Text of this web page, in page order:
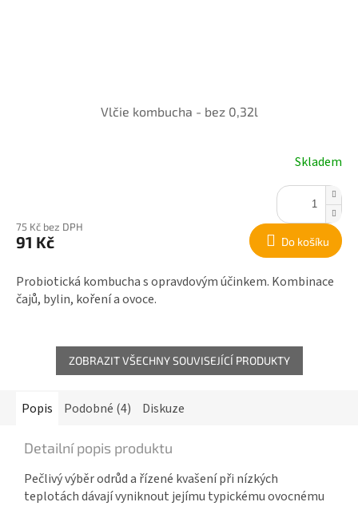
Vlčie kombucha - bez 0,32l
Skladem
75 Kč bez DPH
91 Kč Do košíku
Probiotická kombucha s opravdovým účinkem. Kombinace
čajů, bylin, koření a ovoce.
ZOBRAZIT VŠECHNY SOUVISEJÍCÍ PRODUKTY
Popis Podobné (4) Diskuze
Detailní popis produktu
Pečlivý výběr odrůd a řízené kvašení při nízkých
teplotách dávají vyniknout jejímu typickému ovocnému